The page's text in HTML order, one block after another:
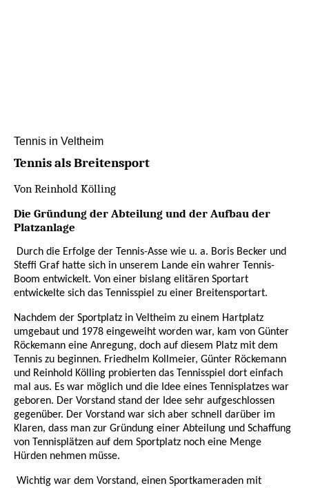
Tennis in Veltheim
Tennis als Breitensport
Von Reinhold Kölling
Die Gründung der Abteilung und der Aufbau der
Platzanlage
Durch die Erfolge der Tennis-Asse wie u. a. Boris Becker und
Steffi Graf hatte sich in unserem Lande ein wahrer Tennis-
Boom entwickelt. Von einer bislang elitären Sportart
entwickelte sich das Tennisspiel zu einer Breitensportart.
Nachdem der Sportplatz in Veltheim zu einem Hartplatz
umgebaut und 1978 eingeweiht worden war, kam von Günter
Röckemann eine Anregung, doch auf diesem Platz mit dem
Tennis zu beginnen. Friedhelm Kollmeier, Günter Röckemann
und Reinhold Kölling probierten das Tennisspiel dort einfach
mal aus. Es war möglich und die Idee eines Tennisplatzes war
geboren. Der Vorstand stand der Idee sehr aufgeschlossen
gegenüber. Der Vorstand war sich aber schnell darüber im
Klaren, dass man zur Gründung einer Abteilung und Schaffung
von Tennisplätzen auf dem Sportplatz noch eine Menge
Hürden nehmen müsse.
Wichtig war dem Vorstand, einen Sportkameraden mit